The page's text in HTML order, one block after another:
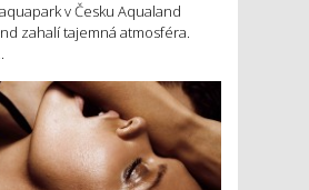
v Česku Aqualand
zahalí tajemná atmosféra.